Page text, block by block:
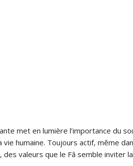
met en lumière l’importance du
vie humaine. Toujours actif, même
des valeurs que le Fâ semble inviter